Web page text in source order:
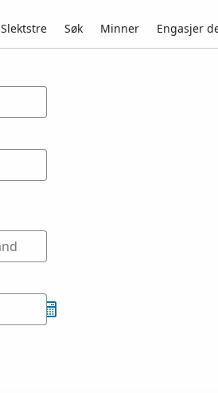
Slektstre Søk Minner Engasjer